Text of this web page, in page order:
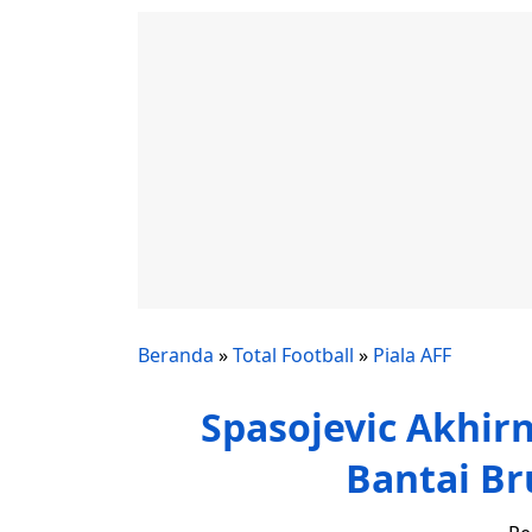
Beranda »Total Football » Piala AFF
Spasojevic
Bantai